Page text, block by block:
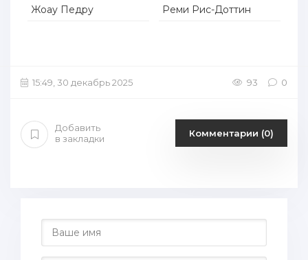
Жоау Педру Реми Рис-Доттин
15:49, 30 декабрь 2025 93 0
Добавить
в закладки
Комментарии (0)